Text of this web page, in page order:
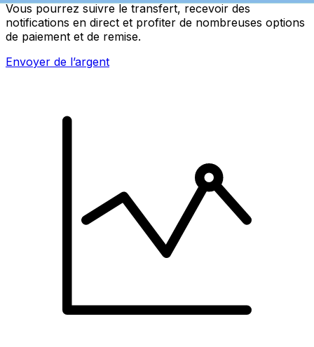
Vous pourrez suivre le transfert, recevoir des
notifications en direct et profiter de nombreuses options
de paiement et de remise.
Envoyer de l’argent